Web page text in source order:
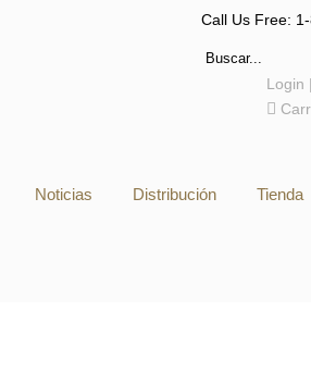
Call Us Free:
Login |
Noticias Distribución Tienda